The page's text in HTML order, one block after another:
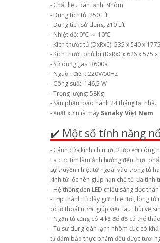
- Chất liệu dàn lạnh: Nhôm
- Dung tích tủ: 250 Lít
- Dung tích sử dụng: 210 Lít
- Nhiệt độ: 0℃ ～ 10℃
- Kích thước tủ (DxRxC): 535 x 540 x
- Kích thước phủ bì (DxRxC): 626 x 575 x
- Sử dụng gas: R600a
- Nguồn điện: 220V/50Hz
- Công suất: 146,5 W
- Trọng lượng: 58Kg
- Sản phẩm bảo hành 24 tháng tại nhà.
- Xuất xứ nhà máy Sanaky Việt Nam
✔️ Một số tính năng
- Cánh cửa kính chịu lực 2 lớp với công
tia cực tím làm ảnh hưởng đến thực
sự truyền nhiệt từ ngoài vào trong tủ
kính từ lốc nén giúp hạn chế tối đa tình
- Hệ thống đèn LED chiếu sáng dọc
- Lớp thành tủ dày giữ nhiệt tốt, lòng tủ
có lỗ thoát nước giúp việc lau chùi vệ
- Ngăn tủ cũng có 4 kệ để đồ có thể
- Tủ sử dụng dàn lạnh nhôm đúc có
tủ đảm bảo thực phẩm đều được tươi